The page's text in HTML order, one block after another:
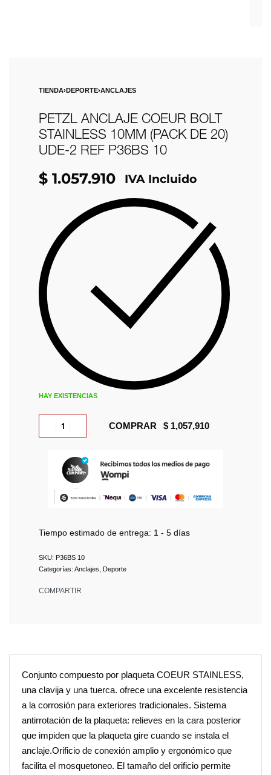
TIENDA›DEPORTE›ANCLAJES
PETZL ANCLAJE COEUR BOLT
STAINLESS 10MM (PACK DE 20)
UDE-2 REF P36BS 10
$ 1.057.910 IVA Incluido
HAY EXISTENCIAS
COMPRAR
Tiempo estimado de entrega: 1 - 5 días
P36BS 10
Categorías: Anclajes Deporte
COMPARTIR
Conjunto compuesto por plaqueta COEUR STAINLESS,
una clavija y una tuerca. ofrece una excelente resistencia
a la corrosión para exteriores tradicionales. Sistema
antirrotación de la plaqueta: relieves en la cara posterior
que impiden que la plaqueta gire cuando se instala el
anclaje.Orificio de conexión amplio y ergonómico que
facilita el mosquetoneo. El tamaño del orificio permite